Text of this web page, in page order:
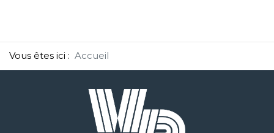
Vous êtes ici : Accueil